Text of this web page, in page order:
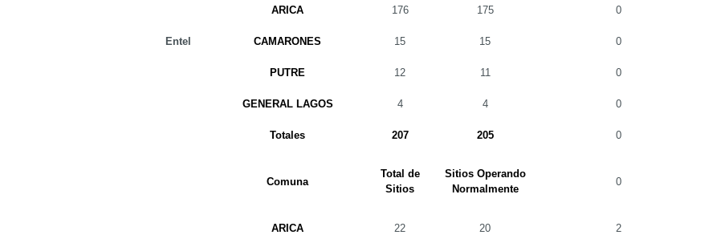
Entel
ARICA 176 175 0
CAMARONES 15 15 0
PUTRE 12 11 0
GENERAL LAGOS 4 4 0
Totales 207 205 0
Comuna
Total de
Sitios
Sitios Operando
Normalmente
0
ARICA 22 20 2